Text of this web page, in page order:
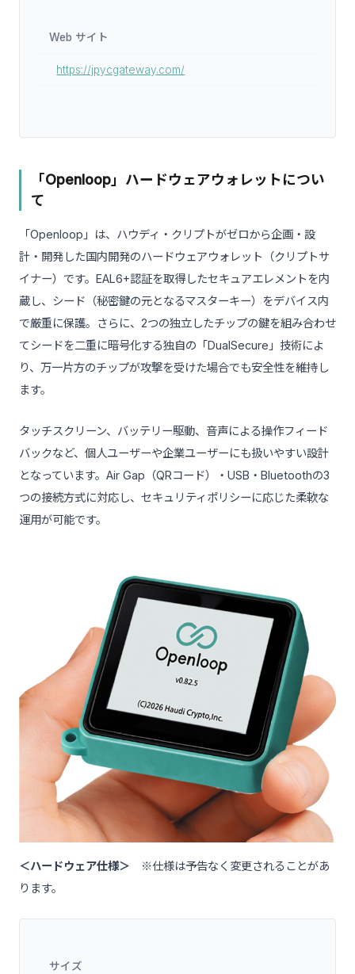
Web サイト
https://jpycgateway.com/
「Openloop」ハードウェアウォレットについ
て
「Openloop」は、ハウディ・クリプトがゼロから企画・設
計・開発した国内開発のハードウェアウォレット（クリプトサ
イナー）です。EAL6+認証を取得したセキュアエレメントを内
蔵し、シード（秘密鍵の元となるマスターキー）をデバイス内
で厳重に保護。さらに、2つの独立したチップの鍵を組み合わせ
てシードを二重に暗号化する独自の「DualSecure」技術によ
り、万一片方のチップが攻撃を受けた場合でも安全性を維持し
ます。
タッチスクリーン、バッテリー駆動、音声による操作フィード
バックなど、個人ユーザーや企業ユーザーにも扱いやすい設計
となっています。Air Gap（QRコード）・USB・Bluetoothの3
つの接続方式に対応し、セキュリティポリシーに応じた柔軟な
運用が可能です。
＜ハードウェア仕様＞ ※仕様は予告なく変更されることがあ
ります。
サイズ